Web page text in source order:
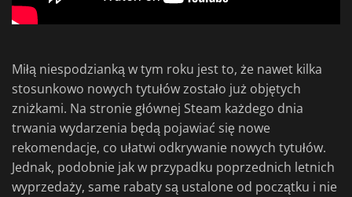
Miłą niespodzianką w tym roku jest to, że nawet kilka
stosunkowo nowych tytułów zostało już objętych
zniżkami. Na stronie głównej Steam każdego dnia
trwania wydarzenia będą pojawiać się nowe
rekomendacje, co ułatwi odkrywanie nowych tytułów.
Jednak, podobnie jak w przypadku poprzednich letnich
wyprzedaży, same rabaty są ustalone od początku i nie